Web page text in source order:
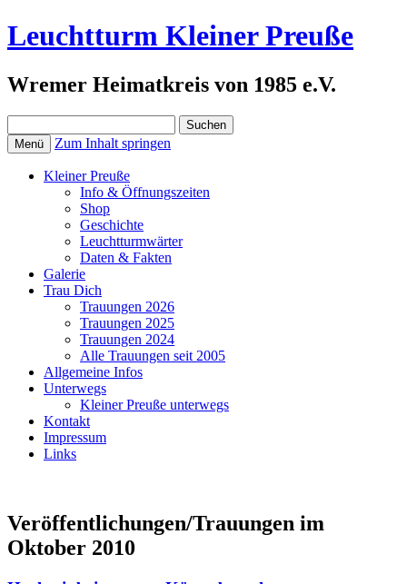
Leuchtturm Kleiner Preuße
Wremer Heimatkreis von 1985 e.V.
nach:
Menü Zum Inhalt springen
Kleiner Preuße
Info & Öffnungszeiten
Shop
Geschichte
Leuchtturmwärter
Daten & Fakten
Galerie
Trau Dich
Trauungen 2026
Trauungen 2025
Trauungen 2024
Alle Trauungen seit 2005
Allgemeine Infos
Unterwegs
Kleiner Preuße unterwegs
Kontakt
Impressum
Links
Veröffentlichungen/Trauungen im
Oktober 2010